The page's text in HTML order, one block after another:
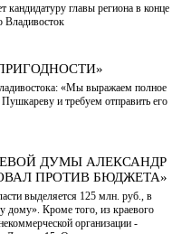
кандидатуру главы региона в конце
Владивосток
«Мы выражаем полное
и требуем отправить его
ДУМЫ АЛЕКСАНДР
ПРОТИВ БЮДЖЕТА»
выделяется 125 млн. руб., в
дому». Кроме того, из краевого
организации -